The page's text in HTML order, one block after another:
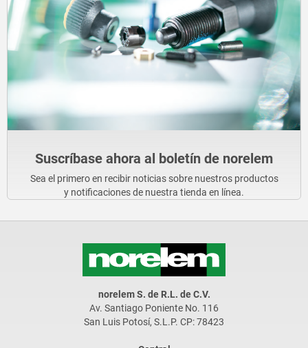
Suscríbase ahora al boletín de norelem
Sea el primero en recibir noticias sobre nuestros productos
y notificaciones de nuestra tienda en línea.
norelem S. de R.L. de C.V.
Av. Santiago Poniente No. 116
San Luis Potosí, S.L.P. CP: 78423